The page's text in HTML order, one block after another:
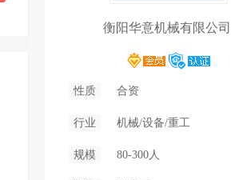
衡阳华意机械有限公司
性质 合资
行业 机械/设备/重工
规模 80-300人